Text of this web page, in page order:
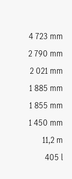
4 723 mm
2 790 mm
2 021 mm
1 885 mm
1 855 mm
1 450 mm
11,2 m
405 l